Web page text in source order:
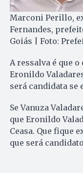
Marconi Perillo,
Fernandes,
Goiás | Foto:
A ressalva é que
Eronildo
será candidata se
Se Vanuza
que Eronildo
Ceasa. Que fique
que será